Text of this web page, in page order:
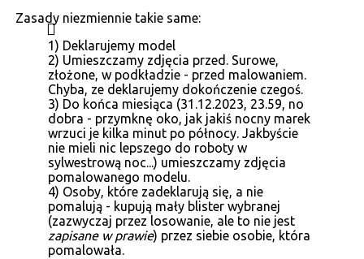
Zasady niezmiennie takie same:
1) Deklarujemy model
2) Umieszczamy zdjęcia przed. Surowe,
złożone, w podkładzie - przed malowaniem.
Chyba, ze deklarujemy dokończenie czegoś.
3) Do końca miesiąca (31.12.2023, 23.59, no
dobra - przymknę oko, jak jakiś nocny marek
wrzuci je kilka minut po północy. Jakbyście
nie mieli nic lepszego do roboty w
sylwestrową noc...) umieszczamy zdjęcia
pomalowanego modelu.
4) Osoby, które zadeklarują się, a nie
pomalują - kupują mały blister wybranej
(zazwyczaj przez losowanie, ale to nie jest
zapisane w prawie) przez siebie osobie, która
pomalowała.